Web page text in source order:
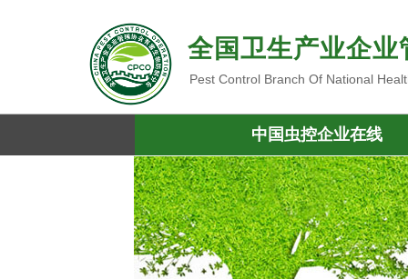
全国卫生产业企
Pest Control Branch Of National
中国虫控企业在线